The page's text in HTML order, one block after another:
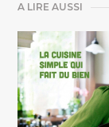
A LIRE AUSSI